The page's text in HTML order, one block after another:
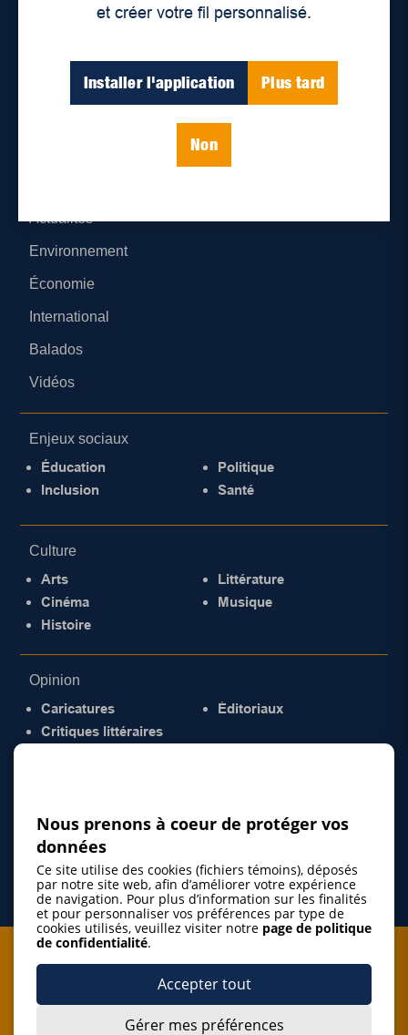
et créer votre fil personnalisé.
Installer l'application Plus tard
Non
Lieux de distribution
Nous joindre
Parutions numériques
Actualités
Environnement
Économie
International
Balados
Vidéos
Enjeux sociaux
Éducation
Inclusion
Politique
Santé
Culture
Arts
Cinéma
Histoire
Littérature
Musique
Opinion
Caricatures
Critiques littéraires
Éditoriaux
Je m'abonne à l'infolettre
Nous prenons à coeur de protéger vos
données
Ce site utilise des cookies (fichiers témoins), déposés
par notre site web, afin d’améliorer votre expérience
de navigation. Pour plus d’information sur les finalités
et pour personnaliser vos préférences par type de
cookies utilisés, veuillez visiter notre page de politique
de confidentialité.
Accepter tout
Gérer mes préférences